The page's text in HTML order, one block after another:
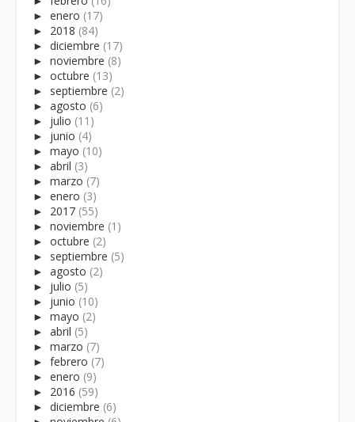
► enero (17)
► 2018 (84)
► diciembre (17)
► noviembre (8)
► octubre (13)
► septiembre (2)
► agosto (6)
► julio (11)
► junio (4)
► mayo (10)
► abril (3)
► marzo (7)
► enero (3)
► 2017 (55)
► noviembre (1)
► octubre (2)
► septiembre (5)
► agosto (2)
► julio (5)
► junio (10)
► mayo (2)
► abril (5)
► marzo (7)
► febrero (7)
► enero (9)
► 2016 (59)
► diciembre (6)